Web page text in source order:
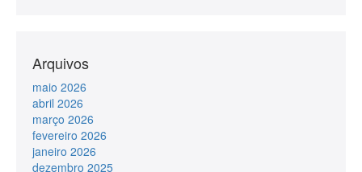
Arquivos
maio 2026
abril 2026
março 2026
fevereiro 2026
janeiro 2026
dezembro 2025